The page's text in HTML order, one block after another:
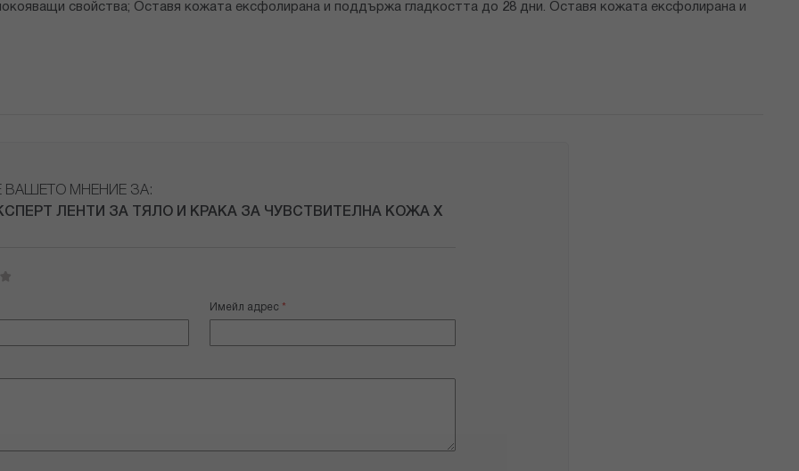
свойства; Оставя кожата ексфолирана и поддържа гладкостта до 28 дни. Оставя кожата ексфолирана и
ВАШЕТО МНЕНИЕ ЗА:
ЛЕНТИ ЗА ТЯЛО И КРАКА ЗА ЧУВСТВИТЕЛНА КОЖА Х
Имейл адрес